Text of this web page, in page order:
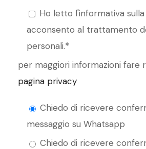
Ho letto l'informativa
acconsento al trattamento
personali.*
per maggiori informazioni fare
pagina privacy
Chiedo di ricevere
messaggio su Whatsapp
Chiedo di ricevere